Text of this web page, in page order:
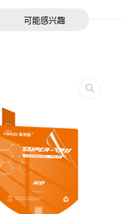
可能感兴趣